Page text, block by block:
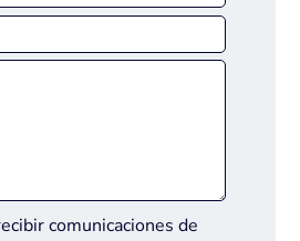
comunicaciones de